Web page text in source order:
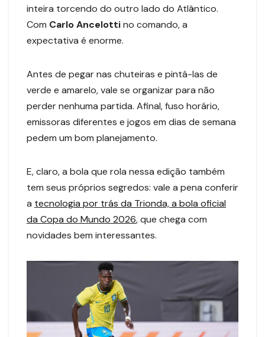
inteira torcendo do outro lado do Atlântico.
Com Carlo Ancelottino comando, a
expectativa é enorme.
Antes de pegar nas chuteiras e pintá-las de
verde e amarelo, vale se organizar para não
perder nenhuma partida. Afinal, fuso horário,
emissoras diferentes e jogos em dias de semana
pedem um bom planejamento.
E, claro, a bola que rola nessa edição também
tem seus próprios segredos: vale a pena conferir
a tecnologia por trás da Trionda, a bola oficial
da Copa do Mundo 2026, que chega com
novidades bem interessantes.